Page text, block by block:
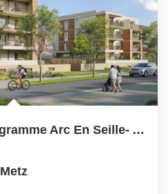
Appartement T2 Programme Arc En Seille- Appartements Neufs...
Metz